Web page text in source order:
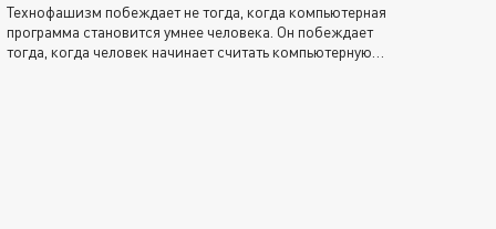
Технофашизм побеждает не тогда, когда компьютерная
программа становится умнее человека. Он побеждает
тогда, когда человек начинает считать компьютерную